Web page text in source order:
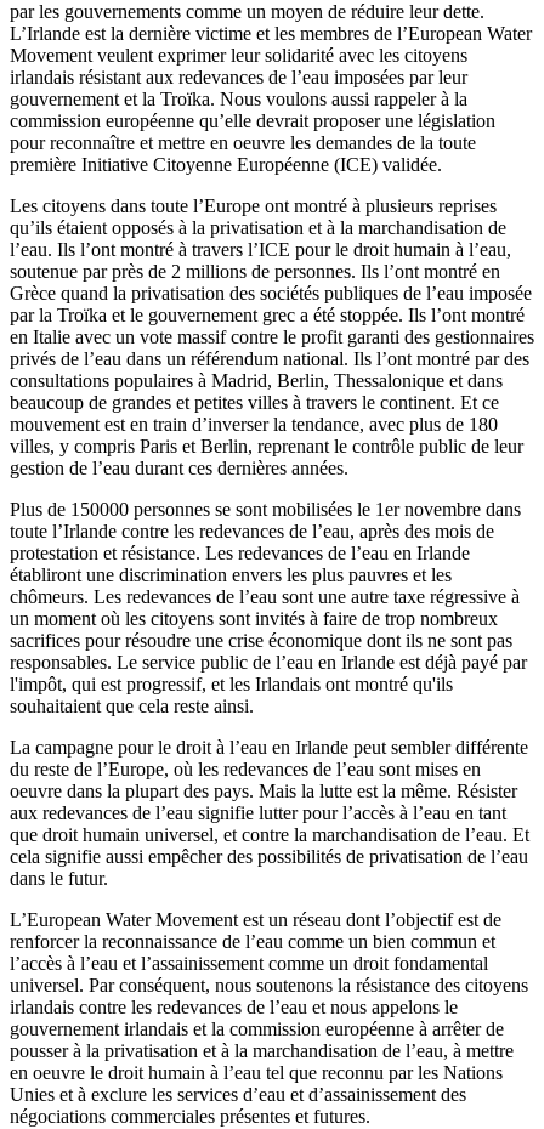
par les gouvernements comme un moyen de réduire leur dette.
L’Irlande est la dernière victime et les membres de l’European Water
Movement veulent exprimer leur solidarité avec les citoyens
irlandais résistant aux redevances de l’eau imposées par leur
gouvernement et la Troïka. Nous voulons aussi rappeler à la
commission européenne qu’elle devrait proposer une législation
pour reconnaître et mettre en oeuvre les demandes de la toute
première Initiative Citoyenne Européenne (ICE) validée.
Les citoyens dans toute l’Europe ont montré à plusieurs reprises
qu’ils étaient opposés à la privatisation et à la marchandisation de
l’eau. Ils l’ont montré à travers l’ICE pour le droit humain à l’eau,
soutenue par près de 2 millions de personnes. Ils l’ont montré en
Grèce quand la privatisation des sociétés publiques de l’eau imposée
par la Troïka et le gouvernement grec a été stoppée. Ils l’ont montré
en Italie avec un vote massif contre le profit garanti des gestionnaires
privés de l’eau dans un référendum national. Ils l’ont montré par des
consultations populaires à Madrid, Berlin, Thessalonique et dans
beaucoup de grandes et petites villes à travers le continent. Et ce
mouvement est en train d’inverser la tendance, avec plus de 180
villes, y compris Paris et Berlin, reprenant le contrôle public de leur
gestion de l’eau durant ces dernières années.
Plus de 150000 personnes se sont mobilisées le 1er novembre dans
toute l’Irlande contre les redevances de l’eau, après des mois de
protestation et résistance. Les redevances de l’eau en Irlande
établiront une discrimination envers les plus pauvres et les
chômeurs. Les redevances de l’eau sont une autre taxe régressive à
un moment où les citoyens sont invités à faire de trop nombreux
sacrifices pour résoudre une crise économique dont ils ne sont pas
responsables. Le service public de l’eau en Irlande est déjà payé par
l'impôt, qui est progressif, et les Irlandais ont montré qu'ils
souhaitaient que cela reste ainsi.
La campagne pour le droit à l’eau en Irlande peut sembler différente
du reste de l’Europe, où les redevances de l’eau sont mises en
oeuvre dans la plupart des pays. Mais la lutte est la même. Résister
aux redevances de l’eau signifie lutter pour l’accès à l’eau en tant
que droit humain universel, et contre la marchandisation de l’eau. Et
cela signifie aussi empêcher des possibilités de privatisation de l’eau
dans le futur.
L’European Water Movement est un réseau dont l’objectif est de
renforcer la reconnaissance de l’eau comme un bien commun et
l’accès à l’eau et l’assainissement comme un droit fondamental
universel. Par conséquent, nous soutenons la résistance des citoyens
irlandais contre les redevances de l’eau et nous appelons le
gouvernement irlandais et la commission européenne à arrêter de
pousser à la privatisation et à la marchandisation de l’eau, à mettre
en oeuvre le droit humain à l’eau tel que reconnu par les Nations
Unies et à exclure les services d’eau et d’assainissement des
négociations commerciales présentes et futures.